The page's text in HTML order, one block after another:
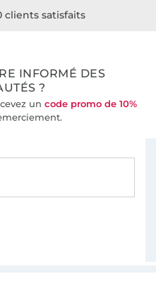
clients satisfaits
INFORMÉ DES
?
un code promo de 10%